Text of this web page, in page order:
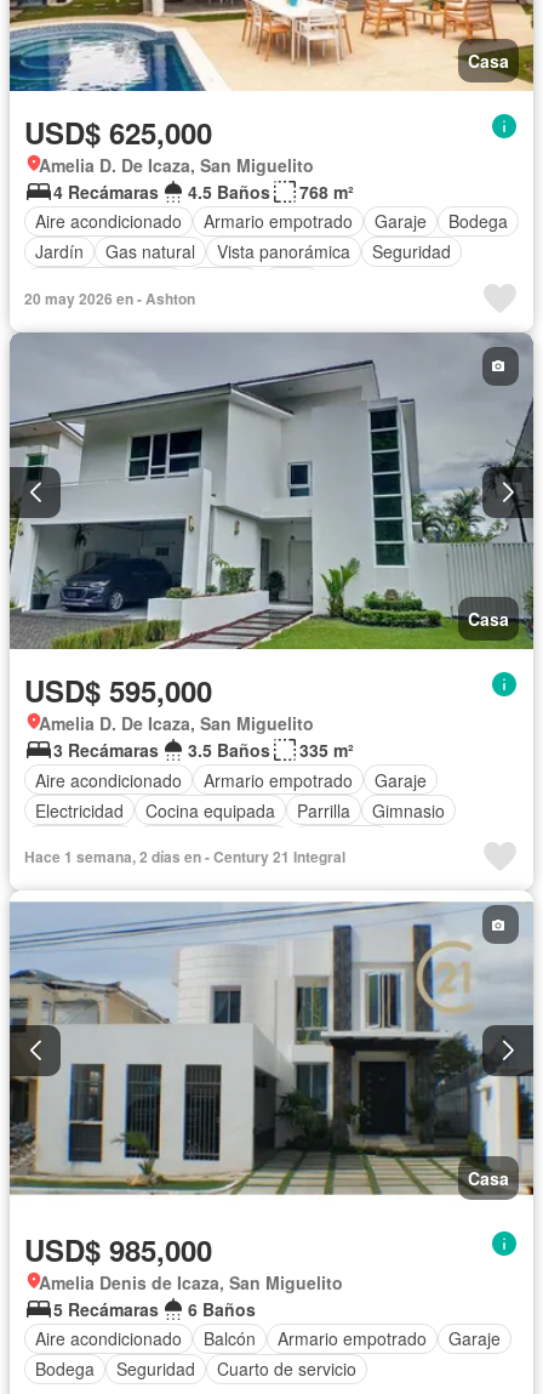
Casa
USD$ 625,000
Amelia D. De Icaza, San Miguelito
4 Recámaras
4.5 Baños
768 m²
Aire acondicionado
Armario empotrado Garaje
Bodega
Jardín
Gas natural Vista panorámica
Seguridad
20 may 2026 en - Ashton
Casa
USD$ 595,000
Amelia D. De Icaza, San Miguelito
3 Recámaras
3.5 Baños
335 m²
Aire acondicionado
Armario empotrado
Garaje
Electricidad
Cocina equipada Parrilla
Gimnasio
Cuarto de servicio
Piscina Agua Patio
Hace 1 semana, 2 días en - Century 21 Integral
Casa
USD$ 985,000
Amelia Denis de Icaza, San Miguelito
5 Recámaras
6 Baños
Aire acondicionado
Balcón Armario empotrado
Garaje
Bodega
Seguridad Cuarto de servicio